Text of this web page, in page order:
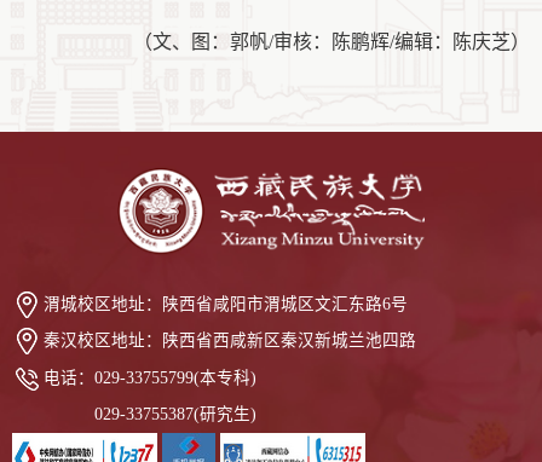
（文、图：郭帆/审核：陈鹏辉/编辑：陈庆芝 ）
渭城校区地址： 陕西省咸阳市渭城区文汇东路6号
秦汉校区地址： 陕西省西咸新区秦汉新城兰池四路
电话： 029-33755799(本专科)
029-33755387(研究生)